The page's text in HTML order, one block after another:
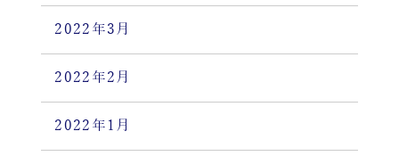
2022年3月
2022年2月
2022年1月